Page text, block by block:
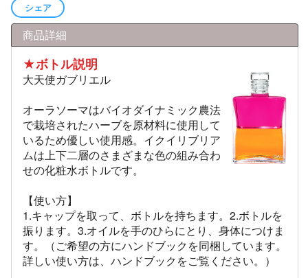
シェア
商品詳細
★ボトル説明
大天使ガブリエル
オーラソーマはバイオダイナミック農法
で栽培されたハーブを原材料に使用して
いるため優しい使用感。イクイリブリア
ムは上下二層のさまざまな色の組み合わ
せの化粧水ボトルです。
【使い方】
1.キャップを取って、ボトルを持ちます。2.ボトルを
振ります。3.オイルを手のひらにとり、身体につけま
す。（ご希望の方にハンドブックを同梱しています。
詳しい使い方は、ハンドブックをご覧ください。）